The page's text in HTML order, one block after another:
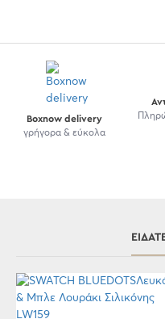
Boxnow delivery
γρήγορα & εύκολα